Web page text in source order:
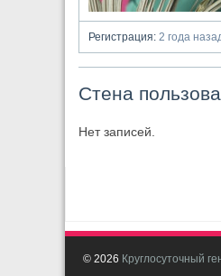
Регистрация: 2 года
Стена
Нет записей.
© 2026 Круглосуточный